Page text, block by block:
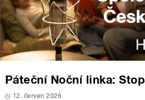
Páteční Noční linka:
12. červen 2026